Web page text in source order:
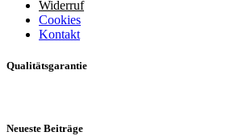
Widerruf
Cookies
Kontakt
Qualitätsgarantie
Neueste Beiträge